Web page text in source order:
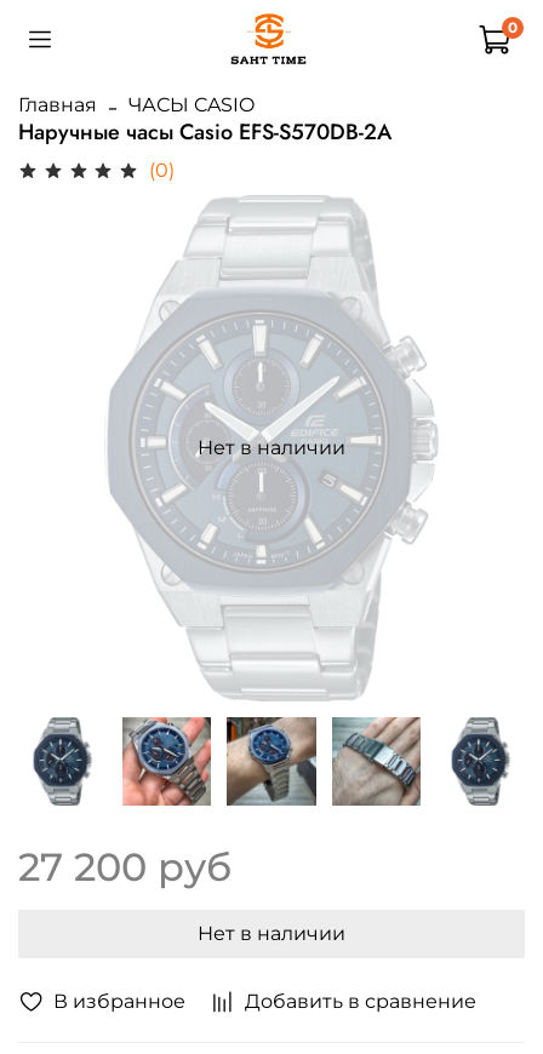
0
Главная ЧАСЫ CASIO
Наручные часы Casio EFS-S570DB-2A
(0)
В избранное Добавить в сравнение
Нет в наличии
27 200 руб
Нет в наличии